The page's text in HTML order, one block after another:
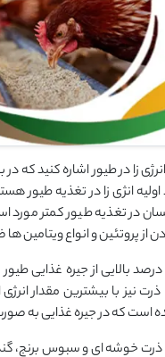
زا در طیور اشاره کنید
انژی زا در تغذیه طیور
در تغذیه طیور کمتر مورد
پروتئین و انواع ویتامین
بالایی از جیره غذایی
نیز با بیشترین مقدار
است که در جیره غذایی به
ذرت خوشه ای و سبوس برنج،